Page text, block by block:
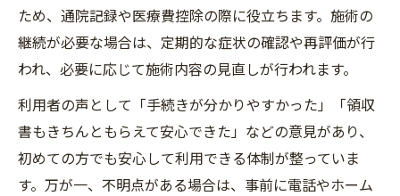
ため、通院記録や医療費控除の際に役立ちます。施術の
継続が必要な場合は、定期的な症状の確認や再評価が行
われ、必要に応じて施術内容の見直しが行われます。
利用者の声として「手続きが分かりやすかった」「領収
書もきちんともらえて安心できた」などの意見があり、
初めての方でも安心して利用できる体制が整っていま
す。万が一、不明点がある場合は、事前に電話やホーム